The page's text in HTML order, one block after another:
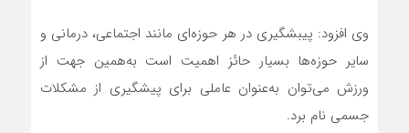
وی افزود: پیبشگیری در هر حوزه‌ای مانند اجتماعی، درمانی و
سایر حوزه‌ها بسیار حائز اهمیت است به‌همین جهت از
ورزش می‌توان به‌عنوان عاملی برای پیشگیری از مشکلات
جسمی نام برد.